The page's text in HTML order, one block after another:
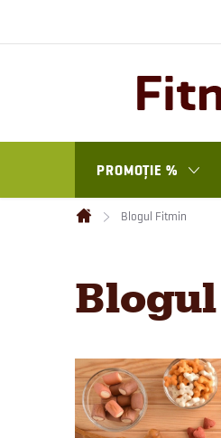
PROMOȚIE %
Acasă
Blogul Fitmin
L
i